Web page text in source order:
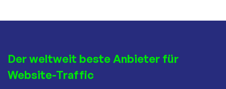
Der weltweit beste Anbieter für
Website-Traffic